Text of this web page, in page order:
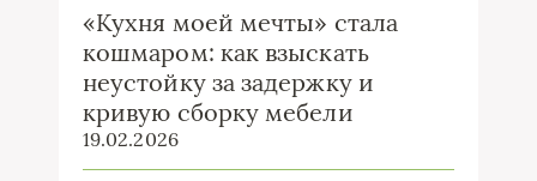
«Кухня моей мечты» стала
кошмаром: как взыскать
неустойку за задержку и
кривую сборку мебели
19.02.2026